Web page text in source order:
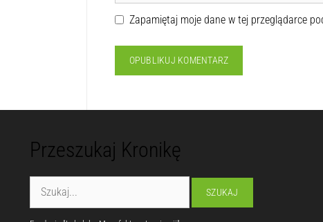
Zapamiętaj moje dane w tej przeglądarce
Przeszukaj Kronikę